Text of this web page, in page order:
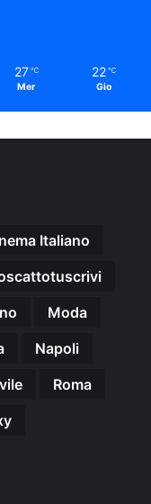
27 ℃
Mer
22 ℃
Gio
Italiano
Moda
Napoli
Roma